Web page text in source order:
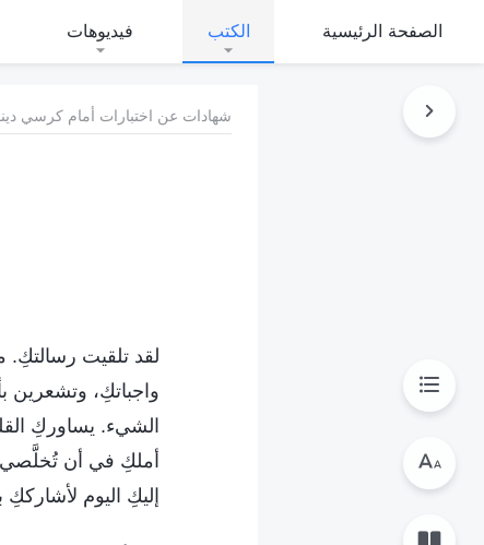
الصفحة الرئيسية الكتب فيديوهات
شهادات عن اختبارات أمام كرسي
لقد تلقيت رسالتكِ.
واجباتكِ،
الشيء. يساوركِ
أملكِ في أن تُخلَّصي
إليكِ اليوم